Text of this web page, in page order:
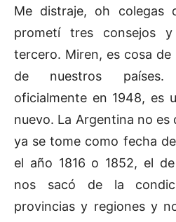
Me distraje, oh colegas
prometí tres consejos
tercero. Miren, es cosa
de nuestros países.
oficialmente en 1948, es
nuevo. La Argentina no es
ya se tome como fecha
el año 1816 o 1852, el
nos sacó de la
provincias y regiones y